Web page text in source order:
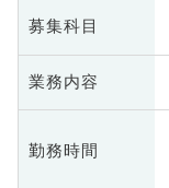
募集科目
業務内容
勤務時間